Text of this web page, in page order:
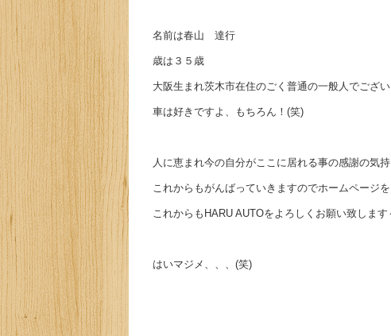
名前は春山 達行
歳は３５歳
大阪生まれ茨木市在住のごく普通の一般人でござい
車は好きですよ、もちろん！(笑)
人に恵まれ今の自分がここに居れる事の感謝の気
これからもがんばっていきますのでホームページ
これからもHARU AUTOをよろしくお願い致しま
はいマジメ、、、(笑)